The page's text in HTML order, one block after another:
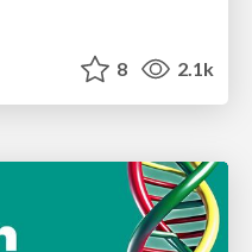
8 2.1k